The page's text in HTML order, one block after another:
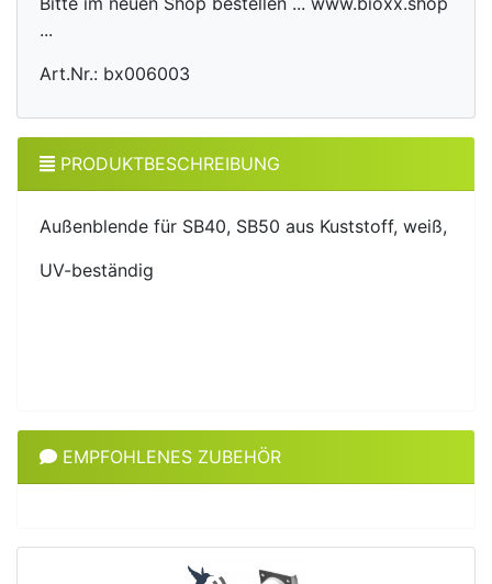
...
Art.Nr.: bx006003
PRODUKTBESCHREIBUNG
Außenblende für SB40, SB50 aus Kuststoff, weiß,
UV-beständig
EMPFOHLENES ZUBEHÖR